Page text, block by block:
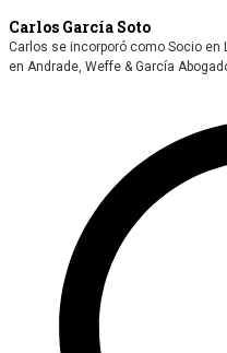
Carlos García Soto
Carlos se incorporó como Socio en
en Andrade, Weffe & García